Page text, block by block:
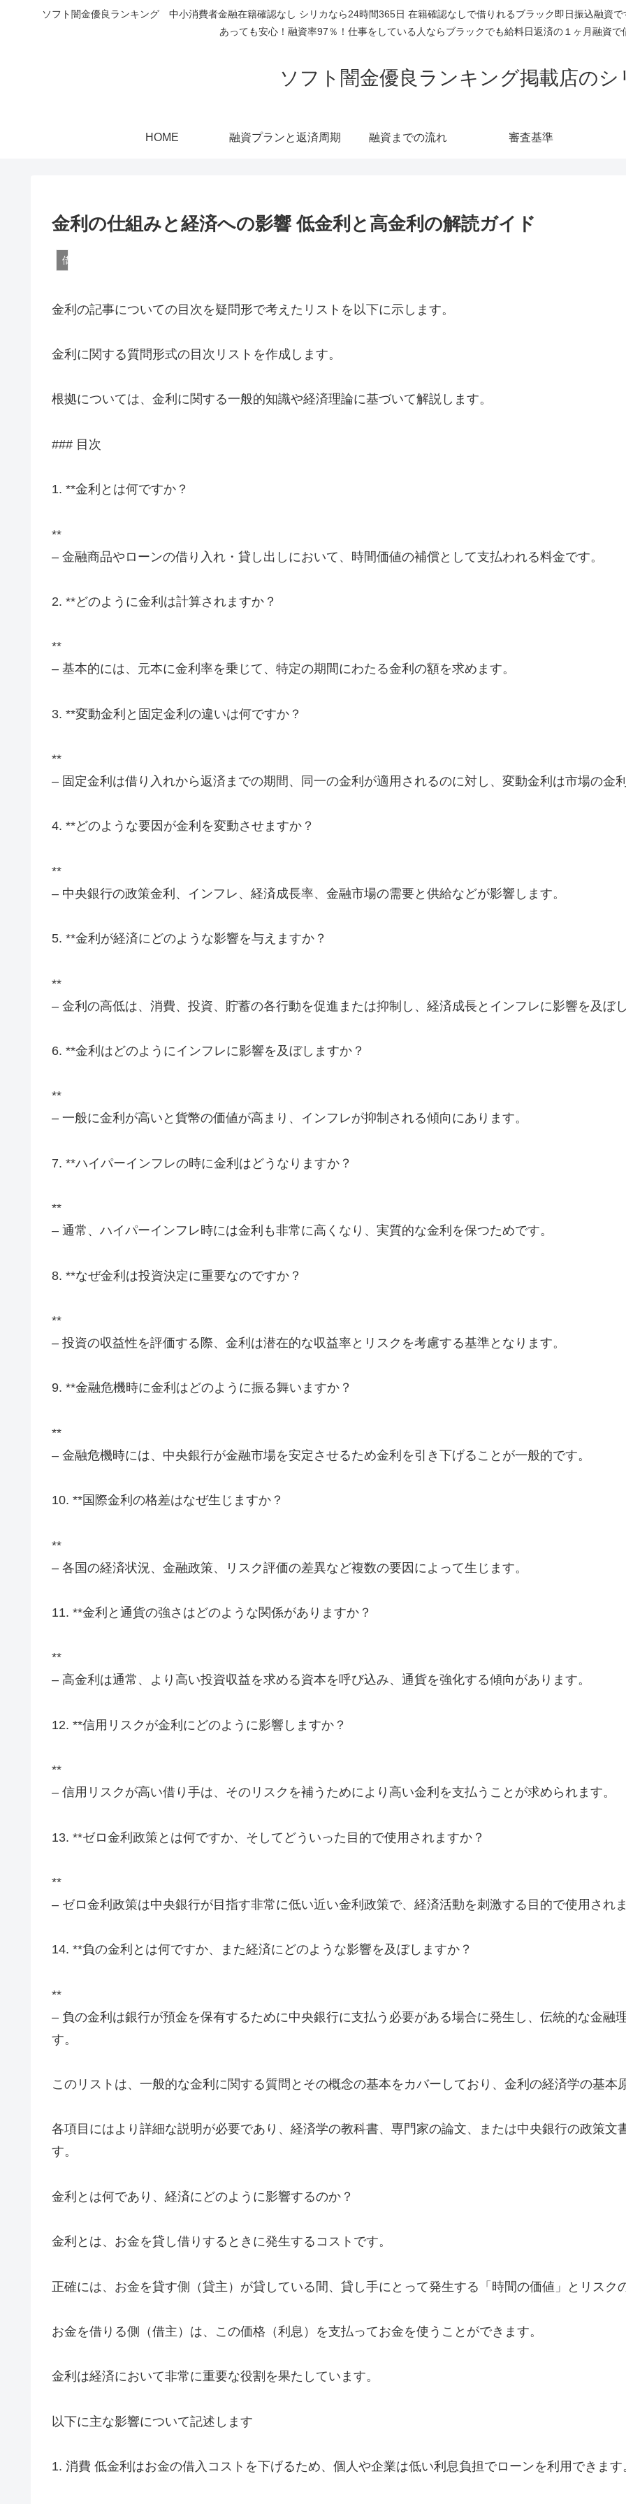
ソフト闇金優良ランキング 中小消費者金融在籍確認なし シリカなら24時間365日 在籍確認なしで借りれるブラック即日振込融資
あっても安心！融資率97％！仕事をしている人ならブラックでも給料日返済の１ヶ月融資で
ソフト闇金優良ランキング掲載店のシ
HOME 融資プランと返済周期 融資までの流れ 審査基準
金利の仕組みと経済への影響 低金利と高金利の解読ガイド
借入をしたい方へ
金利の記事についての目次を疑問形で考えたリストを以下に示します。
金利に関する質問形式の目次リストを作成します。
根拠については、金利に関する一般的知識や経済理論に基づいて解説します。
### 目次
1. **金利とは何ですか？
**
– 金融商品やローンの借り入れ・貸し出しにおいて、時間価値の補償として支払われる料金です。
2. **どのように金利は計算されますか？
**
– 基本的には、元本に金利率を乗じて、特定の期間にわたる金利の額を求めます。
3. **変動金利と固定金利の違いは何ですか？
**
– 固定金利は借り入れから返済までの期間、同一の金利が適用されるのに対し、変動金利は市場の金
4. **どのような要因が金利を変動させますか？
**
– 中央銀行の政策金利、インフレ、経済成長率、金融市場の需要と供給などが影響します。
5. **金利が経済にどのような影響を与えますか？
**
– 金利の高低は、消費、投資、貯蓄の各行動を促進または抑制し、経済成長とインフレに影響を及ぼ
6. **金利はどのようにインフレに影響を及ぼしますか？
**
– 一般に金利が高いと貨幣の価値が高まり、インフレが抑制される傾向にあります。
7. **ハイパーインフレの時に金利はどうなりますか？
**
– 通常、ハイパーインフレ時には金利も非常に高くなり、実質的な金利を保つためです。
8. **なぜ金利は投資決定に重要なのですか？
**
– 投資の収益性を評価する際、金利は潜在的な収益率とリスクを考慮する基準となります。
9. **金融危機時に金利はどのように振る舞いますか？
**
– 金融危機時には、中央銀行が金融市場を安定させるため金利を引き下げることが一般的です。
10. **国際金利の格差はなぜ生じますか？
**
– 各国の経済状況、金融政策、リスク評価の差異など複数の要因によって生じます。
11. **金利と通貨の強さはどのような関係がありますか？
**
– 高金利は通常、より高い投資収益を求める資本を呼び込み、通貨を強化する傾向があります。
12. **信用リスクが金利にどのように影響しますか？
**
– 信用リスクが高い借り手は、そのリスクを補うためにより高い金利を支払うことが求められます。
13. **ゼロ金利政策とは何ですか、そしてどういった目的で使用されますか？
**
– ゼロ金利政策は中央銀行が目指す非常に低い近い金利政策で、経済活動を刺激する目的で使用され
14. **負の金利とは何ですか、また経済にどのような影響を及ぼしますか？
**
– 負の金利は銀行が預金を保有するために中央銀行に支払う必要がある場合に発生し、伝統的な金融
す。
このリストは、一般的な金利に関する質問とその概念の基本をカバーしており、金利の経済学の基本
各項目にはより詳細な説明が必要であり、経済学の教科書、専門家の論文、または中央銀行の政策
す。
金利とは何であり、経済にどのように影響するのか？
金利とは、お金を貸し借りするときに発生するコストです。
正確には、お金を貸す側（貸主）が貸している間、貸し手にとって発生する「時間の価値」とリスク
お金を借りる側（借主）は、この価格（利息）を支払ってお金を使うことができます。
金利は経済において非常に重要な役割を果たしています。
以下に主な影響について記述します
1. 消費 低金利はお金の借入コストを下げるため、個人や企業は低い利息負担でローンを利用できます